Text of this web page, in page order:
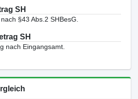
SH
§43 Abs.2 SHBesG.
SH
nach Eingangsamt.